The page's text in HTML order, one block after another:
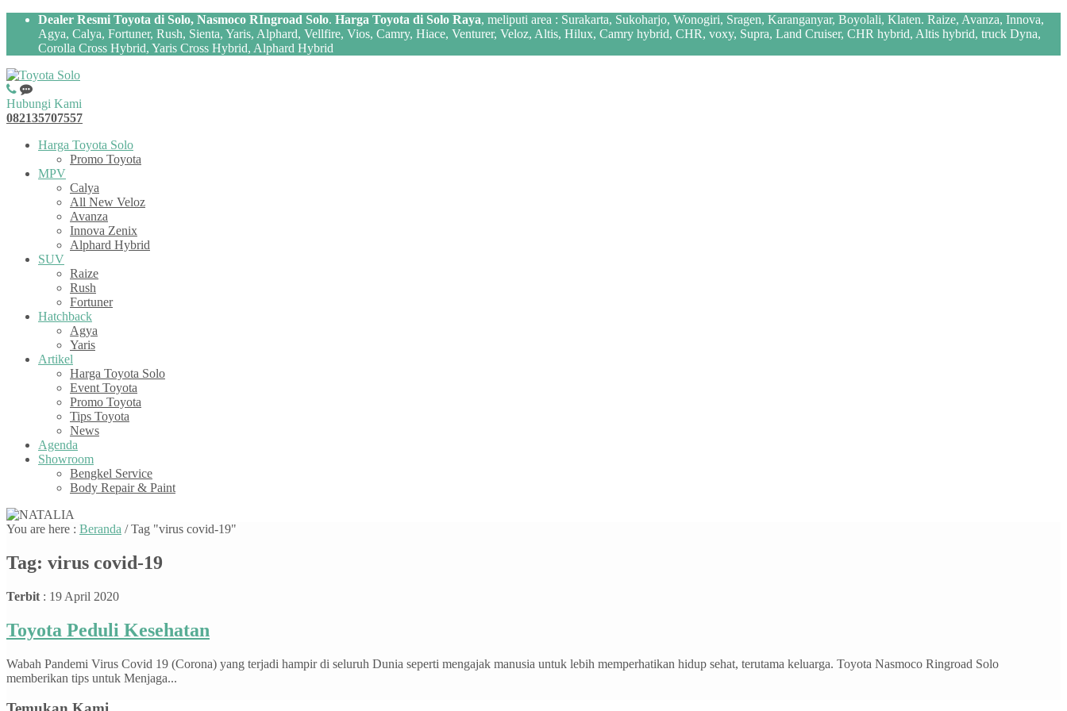
Dealer Resmi Toyota di Solo, Nasmoco RIngroad Solo. Harga Toyota di Solo Raya, meliputi area : Surakarta, Sukoharjo, Wonogiri, Sragen, Karanganyar, Boyolali, Klaten. Raize, Avanza, Innova,
Agya, Calya, Fortuner, Rush, Sienta, Yaris, Alphard, Vellfire, Vios, Camry, Hiace, Venturer, Veloz, Altis, Hilux, Camry hybrid, CHR, voxy, Supra, Land Cruiser, CHR hybrid, Altis hybrid, truck Dyna,
Corolla Cross Hybrid, Yaris Cross Hybrid, Alphard Hybrid
Hubungi Kami
082135707557
Harga Toyota Solo
Promo Toyota
MPV
Calya
All New Veloz
Avanza
Innova Zenix
Alphard Hybrid
SUV
Raize
Rush
Fortuner
Hatchback
Agya
Yaris
Artikel
Harga Toyota Solo
Event Toyota
Promo Toyota
Tips Toyota
News
Agenda
Showroom
Bengkel Service
Body Repair & Paint
You are here : Beranda /Tag "virus covid-19"
Tag: virus covid-19
Terbit : 19 April 2020
Toyota Peduli Kesehatan
Wabah Pandemi Virus Covid 19 (Corona) yang terjadi hampir di seluruh Dunia seperti mengajak manusia untuk lebih memperhatikan hidup sehat, terutama keluarga. Toyota Nasmoco Ringroad Solo
memberikan tips untuk Menjaga...